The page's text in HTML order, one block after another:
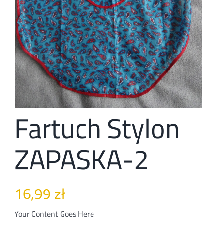
Kontakt
Fartuch Stylon
ZAPASKA-2
16,99zł
Your Content Goes Here